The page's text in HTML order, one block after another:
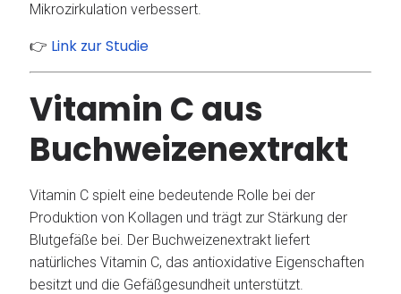
Mikrozirkulation verbessert.
👉 Link zur Studie
Vitamin C aus
Buchweizenextrakt
Vitamin C spielt eine bedeutende Rolle bei der
Produktion von Kollagen und trägt zur Stärkung der
Blutgefäße bei. Der Buchweizenextrakt liefert
natürliches Vitamin C, das antioxidative Eigenschaften
besitzt und die Gefäßgesundheit unterstützt.